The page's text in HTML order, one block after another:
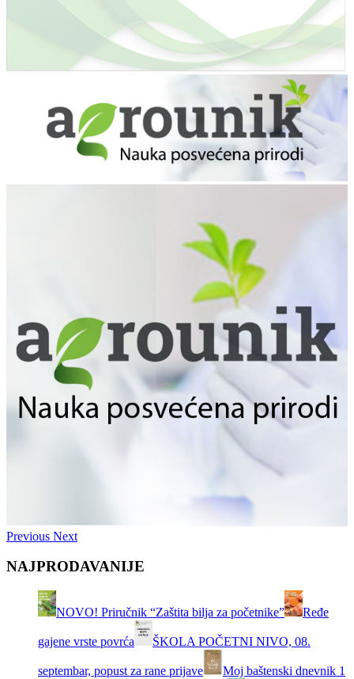
Previous Next
NAJPRODAVANIJE
NOVO! Priručnik “Zaštita bilja za početnike” Ređe
gajene vrste povrća ŠKOLA POČETNI NIVO, 08.
septembar, popust za rane prijave Moj baštenski dnevnik 1